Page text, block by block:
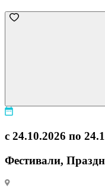
с 24.10.2026 по
Фестивали,